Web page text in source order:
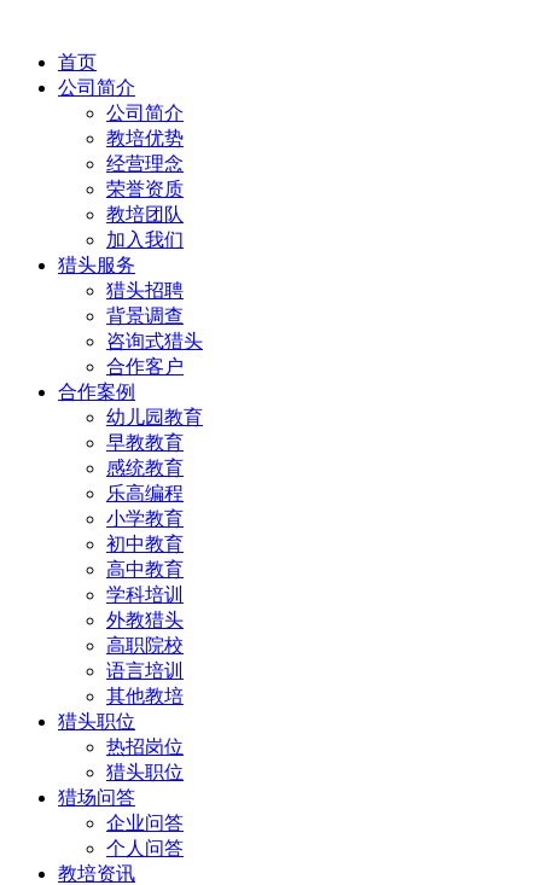
首页
公司简介
公司简介
教培优势
经营理念
荣誉资质
教培团队
加入我们
猎头服务
猎头招聘
背景调查
咨询式猎头
合作客户
合作案例
幼儿园教育
早教教育
感统教育
乐高编程
小学教育
初中教育
高中教育
学科培训
外教猎头
高职院校
语言培训
其他教培
猎头职位
热招岗位
猎头职位
猎场问答
企业问答
个人问答
教培资讯